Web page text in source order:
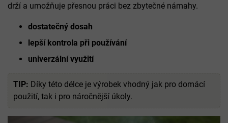
drží a umožňuje přesnou práci bez zbytečné námahy.
dostatečný dosah
lepší kontrola při používání
univerzální využití
TIP: Díky této délce je výrobek vhodný jak pro domácí
použití, tak i pro náročnější úkoly.